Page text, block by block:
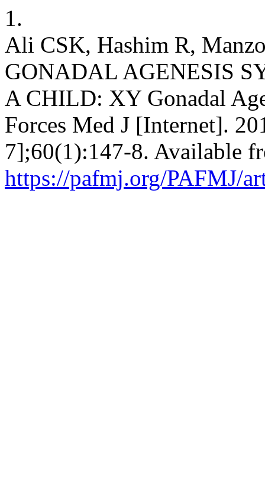
1.
Ali CSK, Hashim R,
GONADAL AGENESIS
A CHILD: XY Gonadal
Forces Med J [Internet].
7];60(1):147-8. Available
https://pafmj.org/PAFMJ/